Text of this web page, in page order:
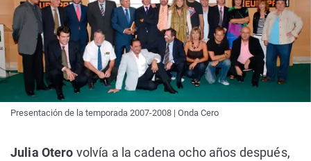
Presentación de la temporada 2007-2008 | Onda Cero
Julia Otero volvía a la cadena ocho años después,